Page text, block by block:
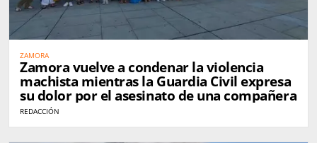
ZAMORA
Zamora vuelve a condenar la violencia
machista mientras la Guardia Civil expresa
su dolor por el asesinato de una compañera
REDACCIÓN